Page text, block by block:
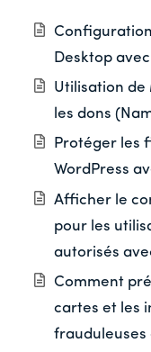
Desktop
Utilisation de
les dons
Protéger les
WordPress
Afficher le
pour les
autorisés
Comment
cartes et les
frauduleuses